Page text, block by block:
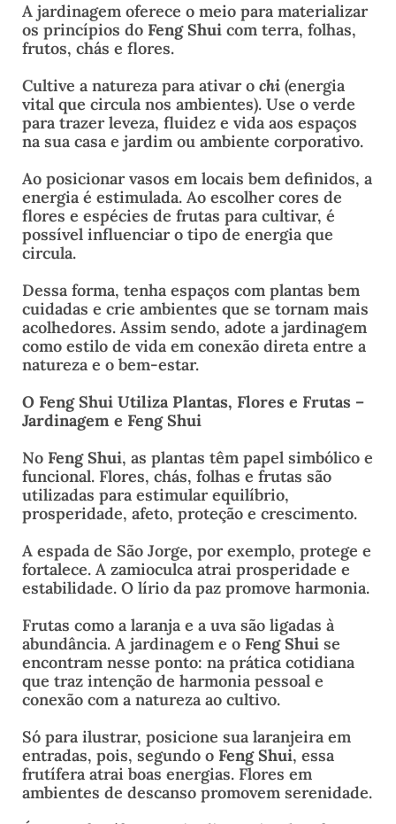
A jardinagem oferece o meio para materializar
os princípios do Feng Shui com terra, folhas,
frutos, chás e flores.
Cultive a natureza para ativar o chi (energia
vital que circula nos ambientes). Use o verde
para trazer leveza, fluidez e vida aos espaços
na sua casa e jardim ou ambiente corporativo.
Ao posicionar vasos em locais bem definidos, a
energia é estimulada. Ao escolher cores de
flores e espécies de frutas para cultivar, é
possível influenciar o tipo de energia que
circula.
Dessa forma, tenha espaços com plantas bem
cuidadas e crie ambientes que se tornam mais
acolhedores. Assim sendo, adote a jardinagem
como estilo de vida em conexão direta entre a
natureza e o bem-estar.
O Feng Shui Utiliza Plantas, Flores e Frutas –
Jardinagem e Feng Shui
No Feng Shui, as plantas têm papel simbólico e
funcional. Flores, chás, folhas e frutas são
utilizadas para estimular equilíbrio,
prosperidade, afeto, proteção e crescimento.
A espada de São Jorge, por exemplo, protege e
fortalece. A zamioculca atrai prosperidade e
estabilidade. O lírio da paz promove harmonia.
Frutas como a laranja e a uva são ligadas à
abundância. A jardinagem e o Feng Shui se
encontram nesse ponto: na prática cotidiana
que traz intenção de harmonia pessoal e
conexão com a natureza ao cultivo.
Só para ilustrar, posicione sua laranjeira em
entradas, pois, segundo o Feng Shui, essa
frutífera atrai boas energias. Flores em
ambientes de descanso promovem serenidade.